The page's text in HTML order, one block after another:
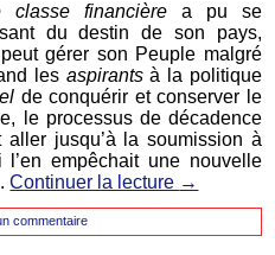
classe financièrea pu se
du destin de son pays,
gérer son Peuple malgré
les aspirantsà la politique
de conquérir et conserver le
le processus de décadence
jusqu’à la soumission à
empêchait une nouvelle
Continuer la lecture →
commentaire